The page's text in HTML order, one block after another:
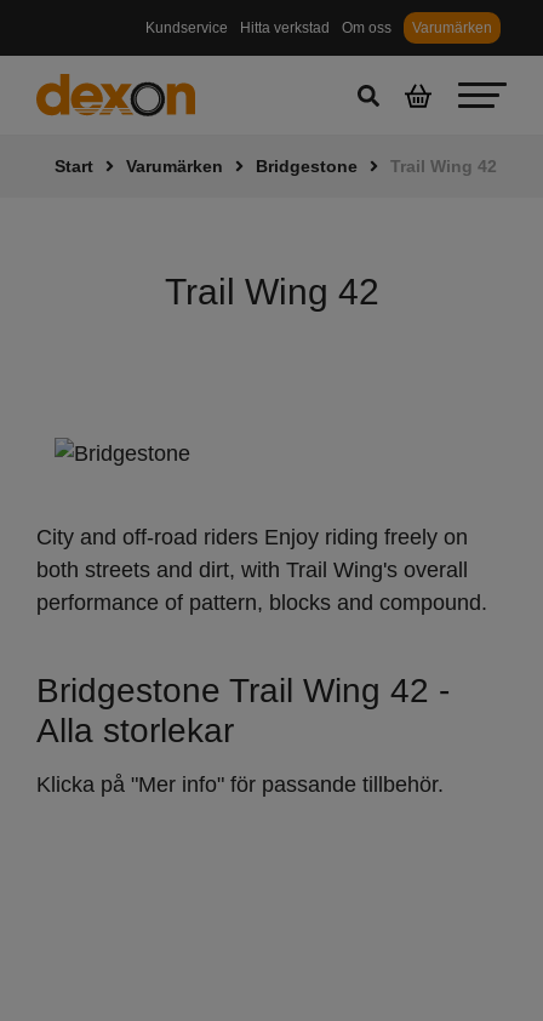
Kundservice Hitta verkstad Om oss Varumärken
Start Varumärken Bridgestone Trail Wing 42
Trail Wing 42
City and off-road riders Enjoy riding freely on
both streets and dirt, with Trail Wing's overall
performance of pattern, blocks and compound.
Bridgestone Trail Wing 42 -
Alla storlekar
Klicka på "Mer info" för passande tillbehör.